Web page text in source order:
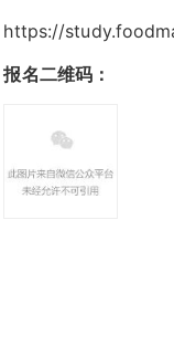
https://
报名二维码：